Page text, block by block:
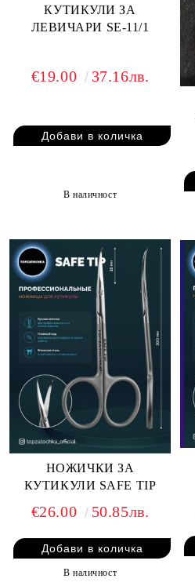
КУТИКУЛИ ЗА
ЛЕВИЧАРИ SE-11/1
€19.00 37.16лв.
В наличност
НОЖИЧКИ ЗА
КУТИКУЛИ SAFE TIP
€26.00 50.85лв.
В наличност